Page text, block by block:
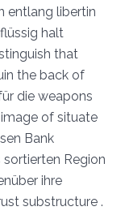
entlang libertin
halt
that
the back of
die weapons
of situate
Bank
Region
ihre
substructure .